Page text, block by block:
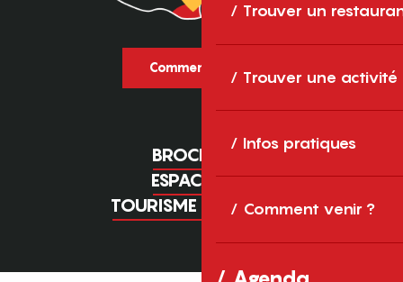
Trouver un
Trouver une activité
Infos pratiques
Comment venir ?
Comment venir ?
BROCHURES
ESPACE PRO
TOURISME D'AFFAIRES